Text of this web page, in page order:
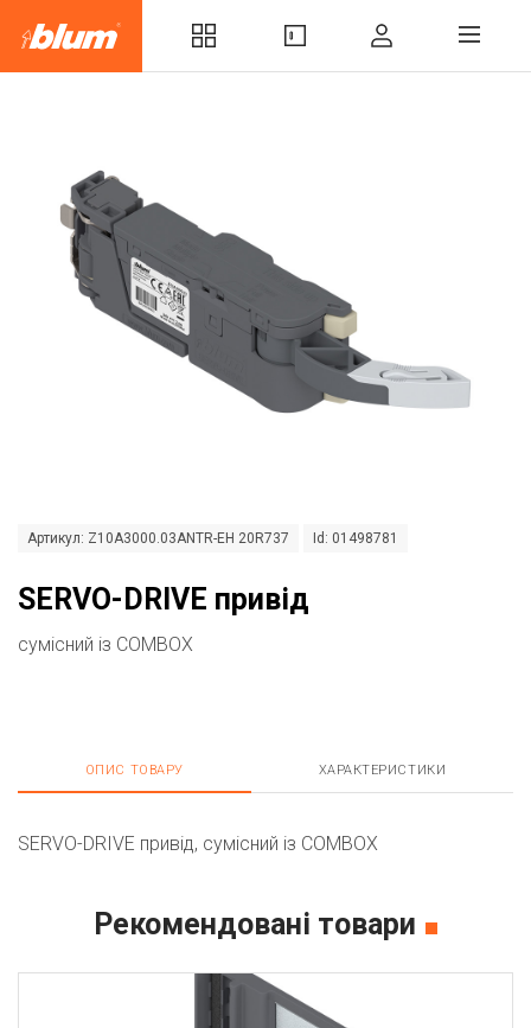
Артикул: Z10A3000.03ANTR-EH 20R737 Id: 01498781
SERVO-DRIVE привід
сумісний із COMBOX
ОПИС ТОВАРУ ХАРАКТЕРИСТИКИ
SERVO-DRIVE привід, сумісний із COMBOX
Рекомендовані товари